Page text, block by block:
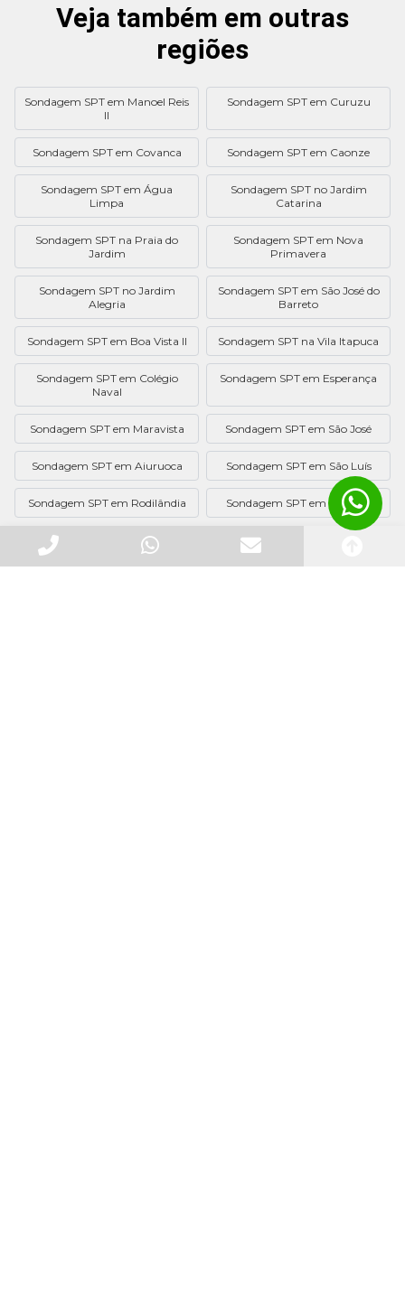
Veja também em outras
regiões
Sondagem SPT em Manoel Reis
II
Sondagem SPT em Curuzu
Sondagem SPT em Covanca Sondagem SPT em Caonze
Sondagem SPT em Água
Limpa
Sondagem SPT no Jardim
Catarina
Sondagem SPT na Praia do
Jardim
Sondagem SPT em Nova
Primavera
Sondagem SPT no Jardim
Alegria
Sondagem SPT em São José do
Barreto
Sondagem SPT em Boa Vista II Sondagem SPT na Vila Itapuca
Sondagem SPT em Colégio
Naval
Sondagem SPT em Esperança
Sondagem SPT em Maravista Sondagem SPT em São José
Sondagem SPT em Aiuruoca Sondagem SPT em São Luís
Sondagem SPT em Rodilândia Sondagem SPT em Manilha